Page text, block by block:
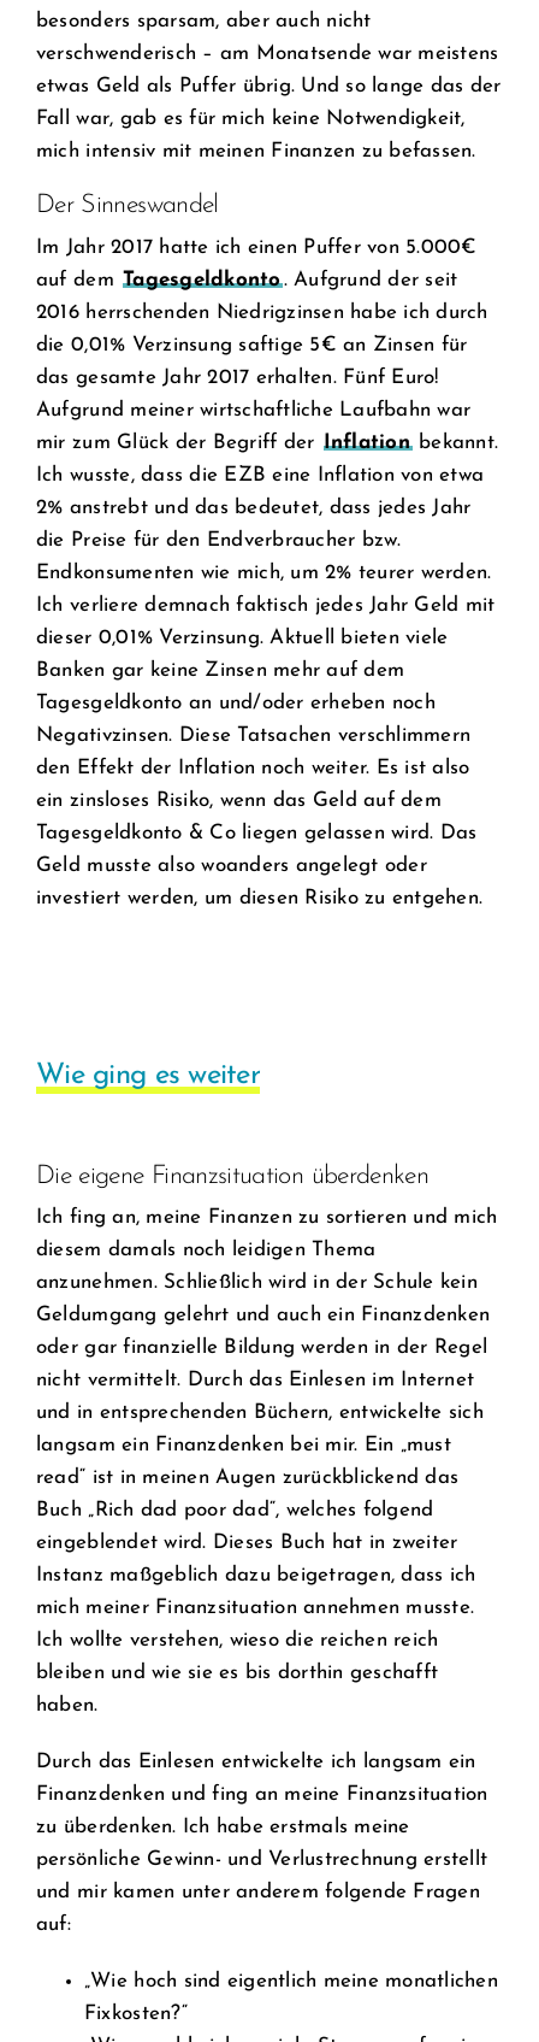
besonders sparsam, aber auch nicht
verschwenderisch – am Monatsende war meistens
etwas Geld als Puffer übrig. Und so lange das der
Fall war, gab es für mich keine Notwendigkeit,
mich intensiv mit meinen Finanzen zu befassen.
Der Sinneswandel
Im Jahr 2017 hatte ich einen Puffer von 5.000€
auf dem Tagesgeldkonto. Aufgrund der seit
2016 herrschenden Niedrigzinsen habe ich durch
die 0,01% Verzinsung saftige 5€ an Zinsen für
das gesamte Jahr 2017 erhalten. Fünf Euro!
Aufgrund meiner wirtschaftliche Laufbahn war
mir zum Glück der Begriff der Inflationbekannt.
Ich wusste, dass die EZB eine Inflation von etwa
2% anstrebt und das bedeutet, dass jedes Jahr
die Preise für den Endverbraucher bzw.
Endkonsumenten wie mich, um 2% teurer werden.
Ich verliere demnach faktisch jedes Jahr Geld mit
dieser 0,01% Verzinsung. Aktuell bieten viele
Banken gar keine Zinsen mehr auf dem
Tagesgeldkonto an und/oder erheben noch
Negativzinsen. Diese Tatsachen verschlimmern
den Effekt der Inflation noch weiter. Es ist also
ein zinsloses Risiko, wenn das Geld auf dem
Tagesgeldkonto & Co liegen gelassen wird. Das
Geld musste also woanders angelegt oder
investiert werden, um diesen Risiko zu entgehen.
Wie ging es weiter
Die eigene Finanzsituation überdenken
Ich fing an, meine Finanzen zu sortieren und mich
diesem damals noch leidigen Thema
anzunehmen. Schließlich wird in der Schule kein
Geldumgang gelehrt und auch ein Finanzdenken
oder gar finanzielle Bildung werden in der Regel
nicht vermittelt. Durch das Einlesen im Internet
und in entsprechenden Büchern, entwickelte sich
langsam ein Finanzdenken bei mir. Ein „must
read“ ist in meinen Augen zurückblickend das
Buch „Rich dad poor dad“, welches folgend
eingeblendet wird. Dieses Buch hat in zweiter
Instanz maßgeblich dazu beigetragen, dass ich
mich meiner Finanzsituation annehmen musste.
Ich wollte verstehen, wieso die reichen reich
bleiben und wie sie es bis dorthin geschafft
haben.
Durch das Einlesen entwickelte ich langsam ein
Finanzdenken und fing an meine Finanzsituation
zu überdenken. Ich habe erstmals meine
persönliche Gewinn- und Verlustrechnung erstellt
und mir kamen unter anderem folgende Fragen
auf:
„Wie hoch sind eigentlich meine monatlichen
Fixkosten?“